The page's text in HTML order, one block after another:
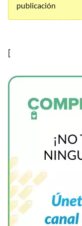
publicación
[